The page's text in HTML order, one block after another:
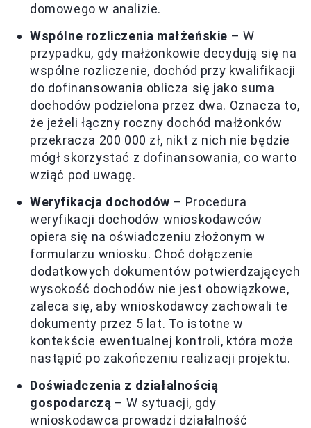
domowego w analizie.
Wspólne rozliczenia małżeńskie – W
przypadku, gdy małżonkowie decydują się na
wspólne rozliczenie, dochód przy kwalifikacji
do dofinansowania oblicza się jako suma
dochodów podzielona przez dwa. Oznacza to,
że jeżeli łączny roczny dochód małżonków
przekracza 200 000 zł, nikt z nich nie będzie
mógł skorzystać z dofinansowania, co warto
wziąć pod uwagę.
Weryfikacja dochodów – Procedura
weryfikacji dochodów wnioskodawców
opiera się na oświadczeniu złożonym w
formularzu wniosku. Choć dołączenie
dodatkowych dokumentów potwierdzających
wysokość dochodów nie jest obowiązkowe,
zaleca się, aby wnioskodawcy zachowali te
dokumenty przez 5 lat. To istotne w
kontekście ewentualnej kontroli, która może
nastąpić po zakończeniu realizacji projektu.
Doświadczenia z działalnością
gospodarczą – W sytuacji, gdy
wnioskodawca prowadzi działalność